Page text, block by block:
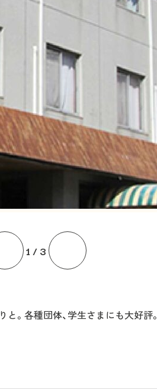
1/3
。各種団体、学生さまにも大好評。